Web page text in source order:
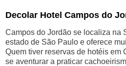
Decolar Hotel Campos do
Campos do Jordão se localiza na
estado de São Paulo e oferece
Quem tiver reservas de hotéis em
se aventurar a praticar